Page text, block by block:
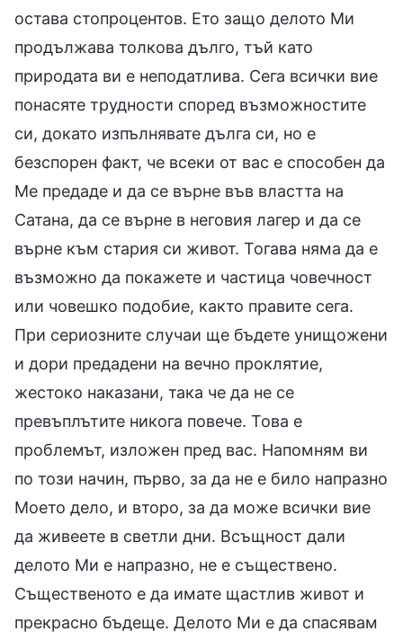
остава стопроцентов. Ето защо делото Ми
продължава толкова дълго, тъй като
природата ви е неподатлива. Сега всички вие
понасяте трудности според възможностите
си, докато изпълнявате дълга си, но е
безспорен факт, че всеки от вас е способен да
Ме предаде и да се върне във властта на
Сатана, да се върне в неговия лагер и да се
върне към стария си живот. Тогава няма да е
възможно да покажете и частица човечност
или човешко подобие, както правите сега.
При сериозните случаи ще бъдете унищожени
и дори предадени на вечно проклятие,
жестоко наказани, така че да не се
превъплътите никога повече. Това е
проблемът, изложен пред вас. Напомням ви
по този начин, първо, за да не е било напразно
Моето дело, и второ, за да може всички вие
да живеете в светли дни. Всъщност дали
делото Ми е напразно, не е съществено.
Същественото е да имате щастлив живот и
прекрасно бъдеще. Делото Ми е да спасявам